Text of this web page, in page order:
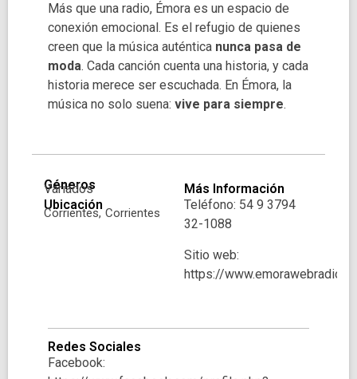
Más que una radio, Émora es un espacio de
conexión emocional. Es el refugio de quienes
creen que la música auténtica nunca pasa de
moda. Cada canción cuenta una historia, y cada
historia merece ser escuchada. En Émora, la
música no solo suena: vive para siempre.
Géneros
Variados
Ubicación
Corrientes, Corrientes
Más Información
Teléfono: 54 9 3794
32-1088
Sitio web:
https://
Redes Sociales
Facebook: